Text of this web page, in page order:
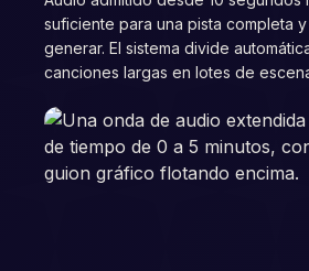
suficiente para una pista completa
generar. El sistema divide
canciones largas en lotes de